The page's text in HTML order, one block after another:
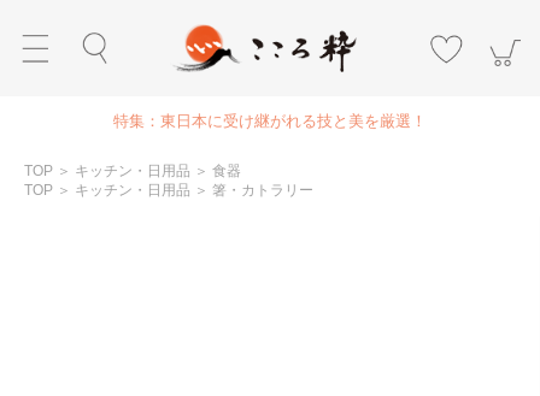
特集：東日本に受け継がれる技と美を厳選！
TOP ＞ キッチン・日用品 ＞ 食器
TOP ＞ キッチン・日用品 ＞ 箸・カトラリー